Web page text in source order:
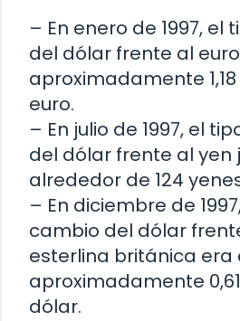
– En enero de 1997, el
del dólar frente al
aproximadamente
euro.
– En julio de 1997, el
del dólar frente al yen
alrededor de 124
– En diciembre de
cambio del dólar
esterlina británica era
aproximadamente
dólar.